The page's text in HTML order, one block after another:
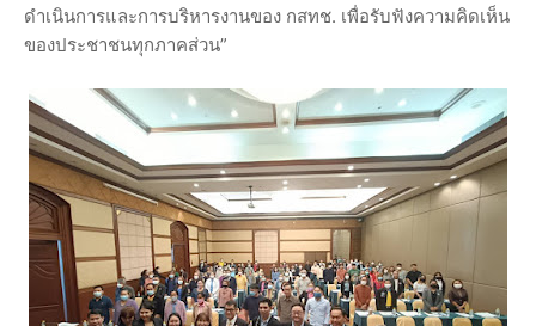
ดำเนินการและการบริหารงานของ กสทช. เพื่อรับฟังความคิดเห็น
ของประชาชนทุกภาคส่วน”